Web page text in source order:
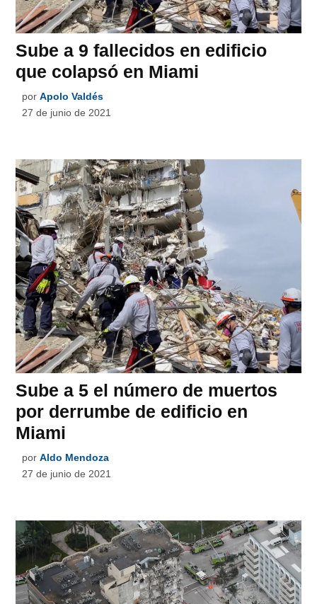
Sube a 9 fallecidos en edificio
que colapsó en Miami
por Apolo Valdés
27 de junio de 2021
Sube a 5 el número de muertos
por derrumbe de edificio en
Miami
por Aldo Mendoza
27 de junio de 2021